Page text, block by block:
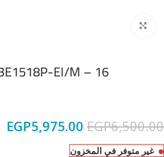
EGP6,500.00
EGP5,975.00
غير متوفر في المخزون